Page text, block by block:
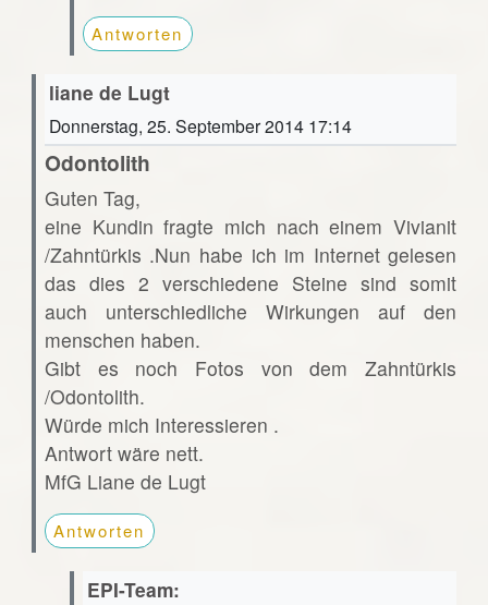
Antworten
liane de Lugt
Donnerstag, 25. September 2014 17:14
Odontolith
Guten Tag,
eine Kundin fragte mich nach einem Vivianit
/Zahntürkis .Nun habe ich im Internet gelesen
das dies 2 verschiedene Steine sind somit
auch unterschiedliche Wirkungen auf den
menschen haben.
Gibt es noch Fotos von dem Zahntürkis
/Odontolith.
Würde mich Interessieren .
Antwort wäre nett.
MfG Liane de Lugt
Antworten
EPI-Team: